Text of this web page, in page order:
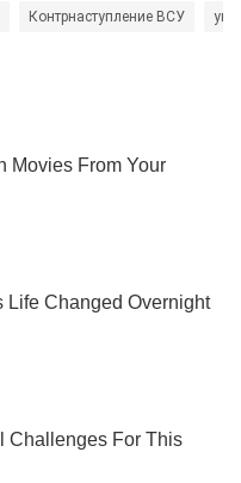
Контрнаступление ВСУ